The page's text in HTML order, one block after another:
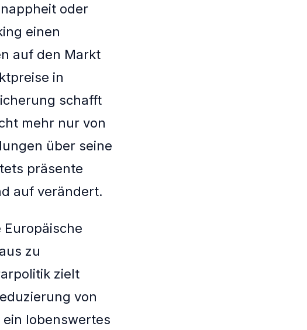
oder
einen
auf den Markt
in
schafft
mehr nur von
über seine
präsente
auf verändert.
zu
zielt
von
lobenswertes